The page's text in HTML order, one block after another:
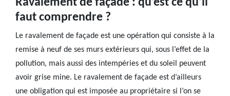
Ravalement de façade : qu’est ce qu’il
faut comprendre ?
Le ravalement de façade est une opération qui consiste à la
remise à neuf de ses murs extérieurs qui, sous l’effet de la
pollution, mais aussi des intempéries et du soleil peuvent
avoir grise mine. Le ravalement de façade est d’ailleurs
une obligation qui est imposée au propriétaire si l’on se